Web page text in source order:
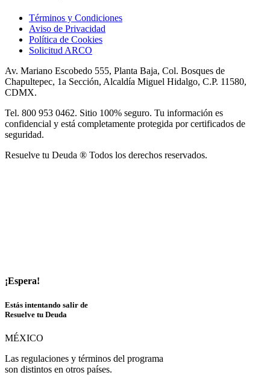
Términos y Condiciones
Aviso de Privacidad
Política de Cookies
Solicitud ARCO
Av. Mariano Escobedo 555, Planta Baja, Col. Bosques de
Chapultepec, 1a Sección, Alcaldía Miguel Hidalgo, C.P. 11580,
CDMX.
Tel. 800 953 0462. Sitio 100% seguro. Tu información es
confidencial y está completamente protegida por certificados de
seguridad.
Resuelve tu Deuda ® Todos los derechos reservados.
¡Espera!
Estás intentando salir de
Resuelve tu Deuda
MÉXICO
Las regulaciones y términos del programa
son distintos en otros países.